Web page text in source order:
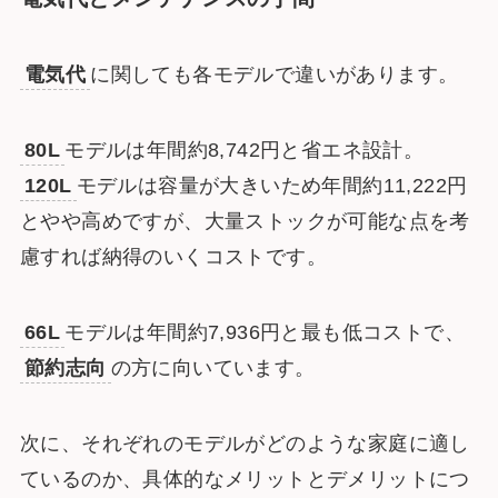
電気代 に関しても各モデルで違いがあります。
80L モデルは年間約8,742円と省エネ設計。
120L モデルは容量が大きいため年間約11,222円
とやや高めですが、大量ストックが可能な点を考
慮すれば納得のいくコストです。
66L モデルは年間約7,936円と最も低コストで、
節約志向 の方に向いています。
次に、それぞれのモデルがどのような家庭に適し
ているのか、具体的なメリットとデメリットにつ